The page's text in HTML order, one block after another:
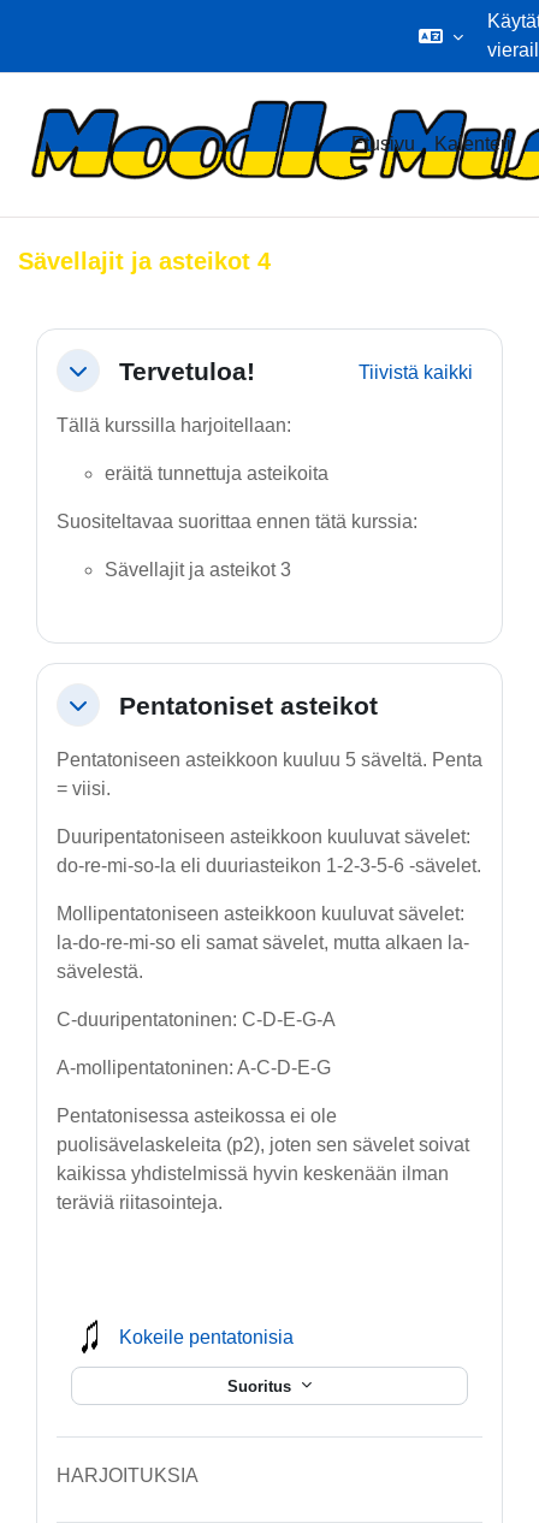
Etusivu Kalenteri
Sävellajit ja asteikot 4
Osion ääriviiva
Tiivistä Tervetuloa! Tiivistä kaikki
Tällä kurssilla harjoitellaan:
eräitä tunnettuja asteikoita
Suositeltavaa suorittaa ennen tätä kurssia:
Sävellajit ja asteikot 3
TiivistäPentatoniset asteikot
Pentatoniseen asteikkoon kuuluu 5 säveltä. Penta
= viisi.
Duuripentatoniseen asteikkoon kuuluvat sävelet:
do-re-mi-so-la eli duuriasteikon 1-2-3-5-6 -sävelet.
Mollipentatoniseen asteikkoon kuuluvat sävelet:
la-do-re-mi-so eli samat sävelet, mutta alkaen la-
sävelestä.
C-duuripentatoninen: C-D-E-G-A
A-mollipentatoninen: A-C-D-E-G
Pentatonisessa asteikossa ei ole
puolisävelaskeleita (p2), joten sen sävelet soivat
kaikissa yhdistelmissä hyvin keskenään ilman
teräviä riitasointeja.
Kokeile pentatonisia
Suoritus
HARJOITUKSIA